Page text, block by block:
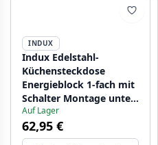
INDUX
Indux Edelstahl-
Küchensteckdose
Energieblock 1-fach mit
Schalter Montage unter
dem Küchenschrank
1156280162
Auf Lager
62,95 €